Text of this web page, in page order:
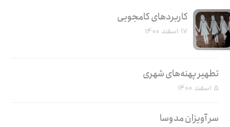
کاربرد‌های کامجویی
۱۷ اسفند ۱۴۰۰
تطهیر پهنه‌های شهری
۵ اسفند ۱۴۰۰
سر آویزان مدوسا